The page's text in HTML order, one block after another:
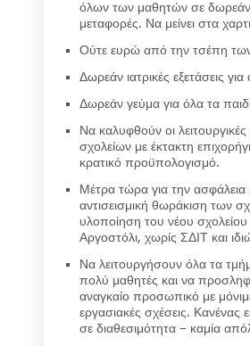
όλων των μαθητών σε δωρεάν
μεταφορές. Να μείνει στα
Ούτε ευρώ από την τσέπη
Δωρεάν ιατρικές εξετάσεις
Δωρεάν γεύμα για όλα τα
Να καλυφθούν οι
σχολείων με έκτακτη
κρατικό προϋπολογισμό.
Μέτρα τώρα για την ασφάλεια
αντισεισμική θωράκιση των
υλοποίηση του νέου
Αργοστόλι, χωρίς ΣΔΙΤ και
Να λειτουργήσουν όλα τα
πολύ μαθητές και να
αναγκαίο προσωπικό με
εργασιακές σχέσεις. Κανένας
σε διαθεσιμότητα – καμία